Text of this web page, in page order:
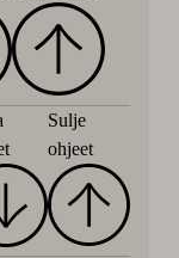
Sulje
ohjeet